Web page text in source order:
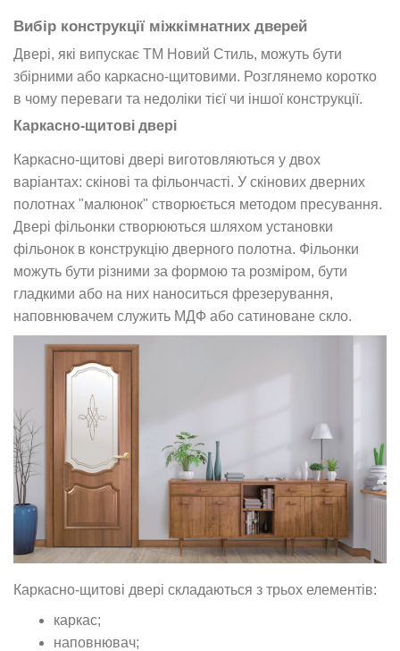
Вибір конструкції міжкімнатних дверей
Двері, які випускає ТМ Новий Стиль, можуть бути
збірними або каркасно-щитовими. Розглянемо коротко
в чому переваги та недоліки тієї чи іншої конструкції.
Каркасно-щитові двері
Каркасно-щитові двері виготовляються у двох
варіантах: скінові та фільончасті. У скінових дверних
полотнах "малюнок" створюється методом пресування.
Двері фільонки створюються шляхом установки
фільонок в конструкцію дверного полотна. Фільонки
можуть бути різними за формою та розміром, бути
гладкими або на них наноситься фрезерування,
наповнювачем служить МДФ або сатиноване скло.
Каркасно-щитові двері складаються з трьох елементів:
каркас;
наповнювач;